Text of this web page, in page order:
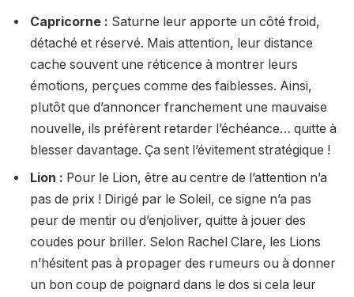
Capricorne : Saturne leur apporte un côté froid,
détaché et réservé. Mais attention, leur distance
cache souvent une réticence à montrer leurs
émotions, perçues comme des faiblesses. Ainsi,
plutôt que d’annoncer franchement une mauvaise
nouvelle, ils préfèrent retarder l’échéance… quitte à
blesser davantage. Ça sent l’évitement stratégique !
Lion : Pour le Lion, être au centre de l’attention n’a
pas de prix ! Dirigé par le Soleil, ce signe n’a pas
peur de mentir ou d’enjoliver, quitte à jouer des
coudes pour briller. Selon Rachel Clare, les Lions
n’hésitent pas à propager des rumeurs ou à donner
un bon coup de poignard dans le dos si cela leur